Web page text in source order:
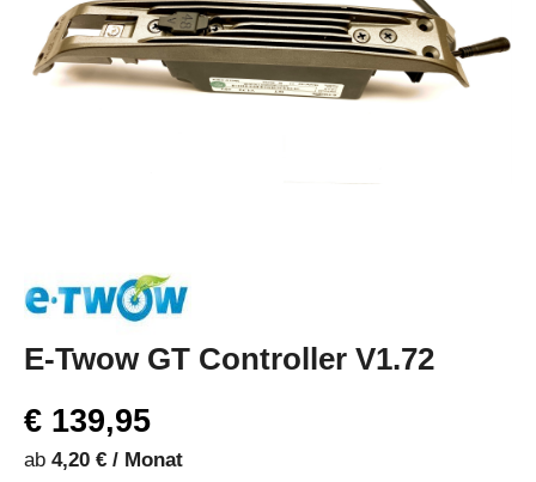
E-Twow GT Controller V1.72
€ 139,95
ab 4,20 € / Monat